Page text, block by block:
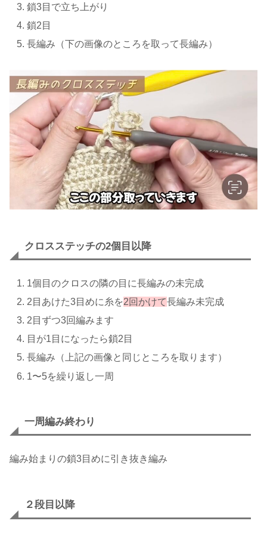
鎖3目で立ち上がり
鎖2目
長編み（下の画像のところを取って長編み）
クロスステッチの2個目以降
1個目のクロスの隣の目に長編みの未完成
2目あけた3目めに糸を2回かけて長編み未完成
2目ずつ3回編みます
目が1目になったら鎖2目
長編み（上記の画像と同じところを取ります）
1〜5を繰り返し一周
一周編み終わり
編み始まりの鎖3目めに引き抜き編み
２段目以降